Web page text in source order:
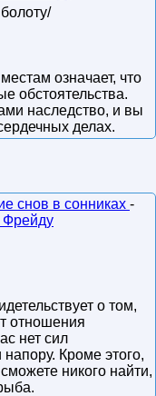
означает, что
обстоятельства.
наследство, и вы
делах.
снов в сонниках -
Фрейду
о том,
отношения
нет сил
напору. Кроме этого,
никого найти,